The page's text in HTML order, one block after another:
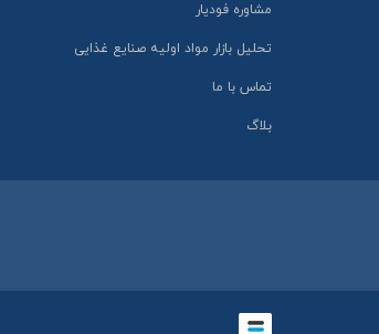
مشاوره فودیار
تحلیل بازار مواد اولیه صنایع غذایی
تماس با ما
بلاگ